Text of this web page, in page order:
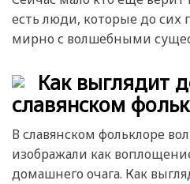
есть люди, которые до сих
мирно с волшебными
Как выглядит
славянском
В славянском фольклоре
изображали как
домашнего очага. Как